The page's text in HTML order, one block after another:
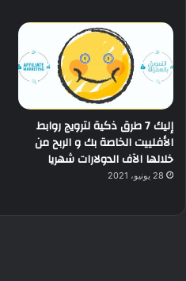
إليك 7 طرق ذكية لترويج روابط
الأفلييت الخاصة بك و الربح من
خلالها الآف الدولارات شهريا
28 يونيو، 2021